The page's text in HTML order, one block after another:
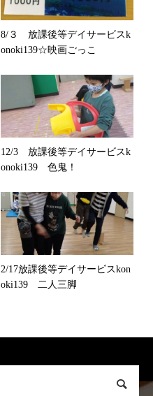
8/３ 放課後等デイサービスk
onoki139☆映画ごっこ
12/3 放課後等デイサービスk
onoki139 色鬼！
2/17放課後等デイサービスkon
oki139 二人三脚